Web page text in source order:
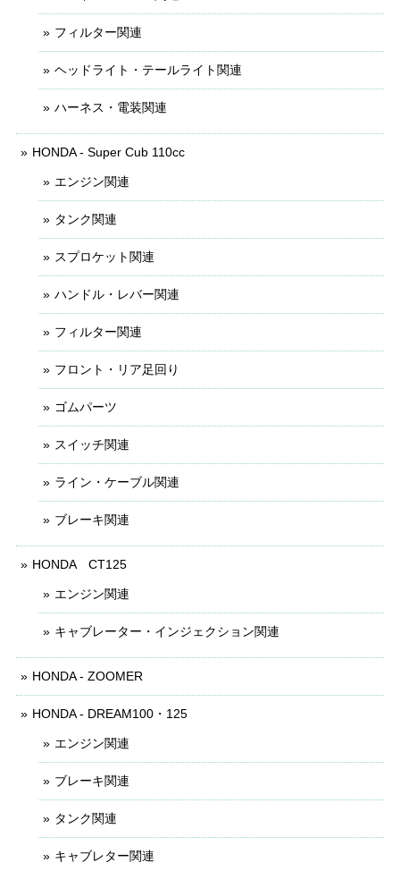
フィルター関連
ヘッドライト・テールライト関連
ハーネス・電装関連
HONDA - Super Cub 110cc
エンジン関連
タンク関連
スプロケット関連
ハンドル・レバー関連
フィルター関連
フロント・リア足回り
ゴムパーツ
スイッチ関連
ライン・ケーブル関連
ブレーキ関連
HONDA CT125
エンジン関連
キャブレーター・インジェクション関連
HONDA - ZOOMER
HONDA - DREAM100・125
エンジン関連
ブレーキ関連
タンク関連
キャブレター関連